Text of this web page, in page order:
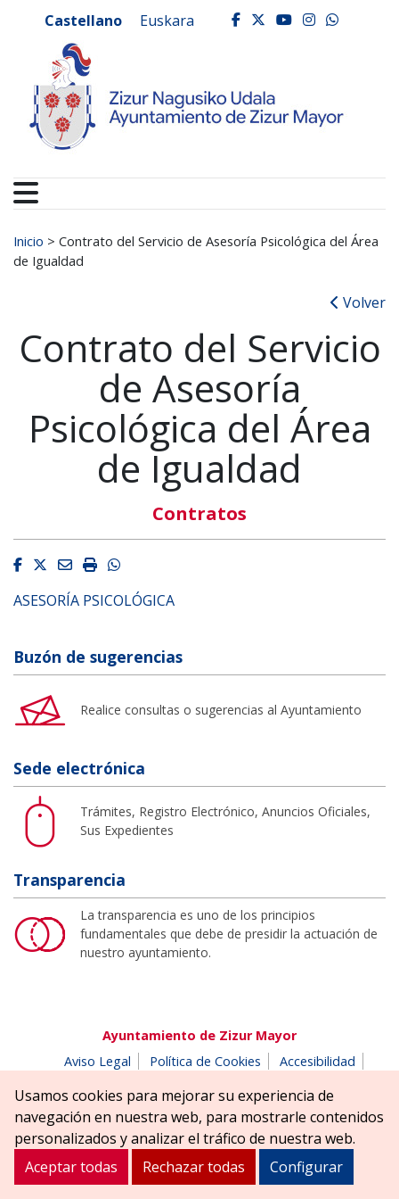
Ayuntamiento de
Castellano Euskara facebook
twitter
youtube
Buscar:
Inicio > Contrato del Servicio de Asesoría Psicológica del Área
de Igualdad
Volver
Contrato del Servicio
de Asesoría
Psicológica del Área
de Igualdad
Contratos
Facebook
Twitter
EmailImprimirWhatsapp
ASESORÍA PSICOLÓGICA
Buzón de sugerencias
Realice consultas o sugerencias al Ayuntamiento
Sede electrónica
Trámites, Registro Electrónico, Anuncios Oficiales,
Sus Expedientes
Transparencia
La transparencia es uno de los principios
fundamentales que debe de presidir la actuación de
nuestro ayuntamiento.
Ayuntamiento de Zizur Mayor
Aviso Legal
Política de Cookies
Accesibilidad
Parque Erreniega parkea, s/n | 31180 Zizur Mayor-Zizur
Nagusia (NAVARRA-NAFARROA)
Tel. 948 181900
ayuntamiento@zizurmayor.es
Usamos cookies para mejorar su experiencia de
navegación en nuestra web, para mostrarle contenidos
personalizados y analizar el tráfico de nuestra web.
Aceptar todas
Rechazar todas Configurar